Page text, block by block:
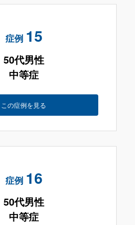
症例 15
50代男性
中等症
この症例を見る
症例 16
50代男性
中等症